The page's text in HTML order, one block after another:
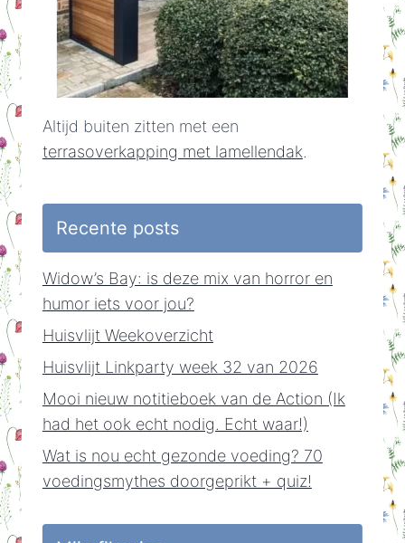
Altijd buiten zitten met een
terrasoverkapping met lamellendak.
Recente posts
Widow’s Bay: is deze mix van horror en
humor iets voor jou?
Huisvlijt Weekoverzicht
Huisvlijt Linkparty week 32 van 2026
Mooi nieuw notitieboek van de Action (Ik
had het ook echt nodig. Echt waar!)
Wat is nou echt gezonde voeding? 70
voedingsmythes doorgeprikt + quiz!